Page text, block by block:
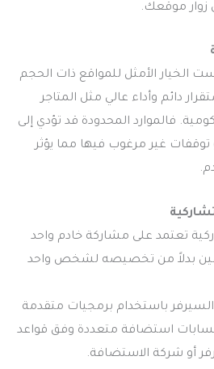
زوار موقعك.
الخيار الأمثل للمواقع ذات الحجم
دائم وأداء عالي مثل المتاجر
فالموارد المحدودة قد تؤدي إلى
غير مرغوب فيها مما يؤثر
تعتمد على مشاركة خادم واحد
بدلاً من تخصيصه لشخص واحد
باستخدام برمجيات متقدمة
حسابات استضافة متعددة وفق قواعد
أو شركة الاستضافة.